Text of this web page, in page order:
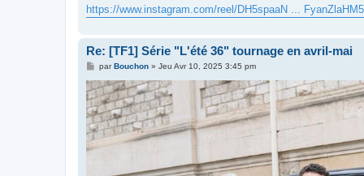
g
e
https://www.instagram.com/reel/DH5spaaN ... FyanZlaHM5
Re: [TF1] Série "L'été 36" tournage en avril-mai
M
a
g
e
parBouchon» Jeu Avr 10, 2025 3:45 pm